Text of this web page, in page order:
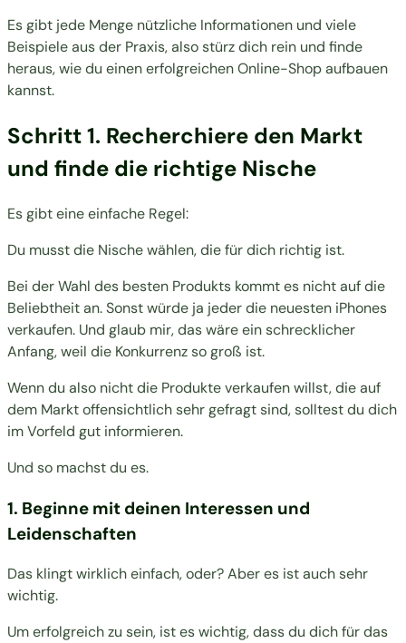
Es gibt jede Menge nützliche Informationen und viele
Beispiele aus der Praxis, also stürz dich rein und finde
heraus, wie du einen erfolgreichen Online-Shop aufbauen
kannst.
Schritt 1. Recherchiere den Markt
und finde die richtige Nische
Es gibt eine einfache Regel:
Du musst die Nische wählen, die für dich richtig ist.
Bei der Wahl des besten Produkts kommt es nicht auf die
Beliebtheit an. Sonst würde ja jeder die neuesten iPhones
verkaufen. Und glaub mir, das wäre ein schrecklicher
Anfang, weil die Konkurrenz so groß ist.
Wenn du also nicht die Produkte verkaufen willst, die auf
dem Markt offensichtlich sehr gefragt sind, solltest du dich
im Vorfeld gut informieren.
Und so machst du es.
1. Beginne mit deinen Interessen und
Leidenschaften
Das klingt wirklich einfach, oder? Aber es ist auch sehr
wichtig.
Um erfolgreich zu sein, ist es wichtig, dass du dich für das